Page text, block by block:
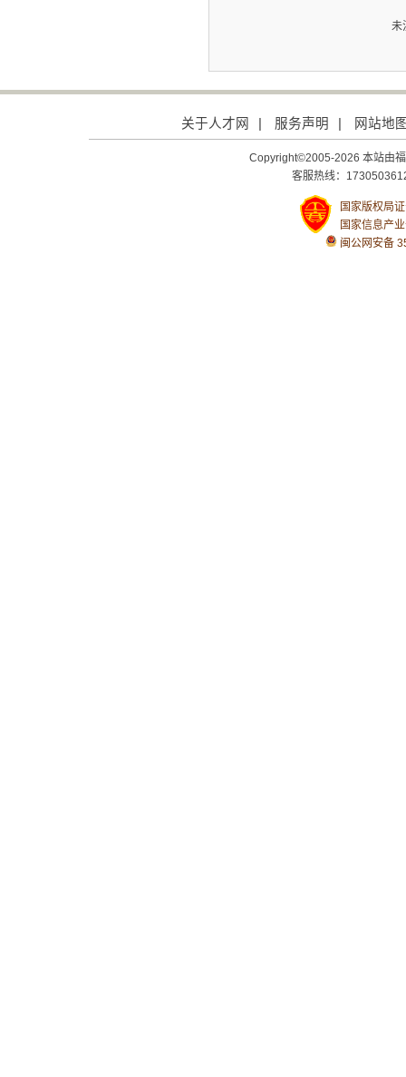
未
关于人才网 服务声明 网站地
Copyright©2005-2026 本站由
客服热线：
国家版权局
国家信息产
闽公网安备